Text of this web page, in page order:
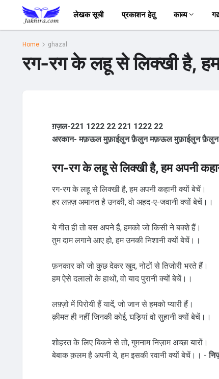
लेखक सूची प्रकाशन हेतु काव्य
Home ghazal
रग-रग के लहू से लिक्खी है, हम
ग़ज़ल-221 1222 22 221 1222 22
अरकान- मफ़ऊल मुफ़ाईलुन फ़ैलुन मफ़ऊल मुफ़ाईलुन फ़ैलुन
रग-रग के लहू से लिक्खी है, हम अपनी
रग-रग के लहू से लिक्खी है, हम अपनी कहानी क्यों बेचें।
हर लफ़्ज़ अमानत है उनकी, वो अहद-ए-जवानी क्यों बेचें।।
ये गीत ही तो बस अपने हैं, हमको जो किसी ने बक्शे हैं।
तुम दाम लगाने आए हो, हम उनकी निशानी क्यों बेचें।।
फ़नकार को जो कुछ देकर खुद, नोटों से तिजोरी भरते हैं।
हम ऐसे दलालों के हाथों, वो याद पुरानी क्यों बेचें।।
लफ़्ज़ो में पिरोयी हैं यादें, जो जान से हमको प्यारी हैं।
क़ीमत ही नहीं जिनकी कोई, घड़ियां वो सुहानी क्यों बेचें।।
शोहरत के लिए बिकने से तो, गुमनाम निज़ाम अच्छा यारों।
बेबाक क़लम है अपनी ये, हम इसकी रवानी क्यों बेचें।। -